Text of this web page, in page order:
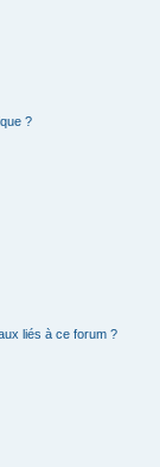
?
liés à ce forum ?